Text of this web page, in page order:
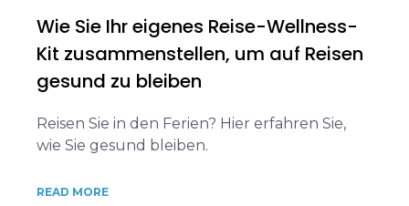
Wie Sie Ihr eigenes Reise-Wellness-
Kit zusammenstellen, um auf Reisen
gesund zu bleiben
Reisen Sie in den Ferien? Hier erfahren Sie,
wie Sie gesund bleiben.
READ MORE